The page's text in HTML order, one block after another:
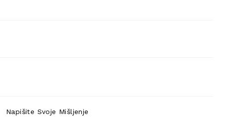
Napišite Svoje Mišljenje